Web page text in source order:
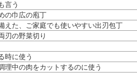
言う
の巾広の庖丁
えた、ご家庭でも使いやすい出刃包丁
刃の野菜切り
時に使う
理中の肉をカットするのに使う